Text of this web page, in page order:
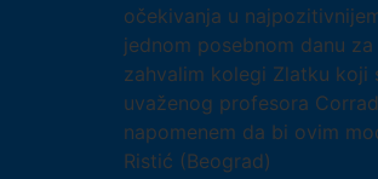
očekivanja u
jednom posebnom danu
zahvalim kolegi Zlatku koji
uvaženog profesora
napomenem da bi ovim
Ristić (Beograd)